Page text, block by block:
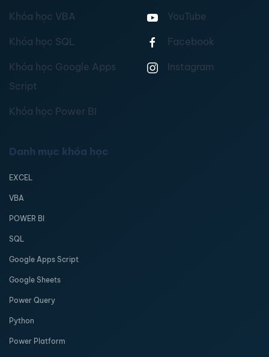
Khóa học VBA
Khóa học SQL
Khóa học Google Apps
Script
Khóa học Power BI
YouTube
Facebook
Instagram
Danh mục khóa học
EXCEL
VBA
POWER BI
SQL
Google Apps Script
Google Sheets
Power Query
Python
Power Platform